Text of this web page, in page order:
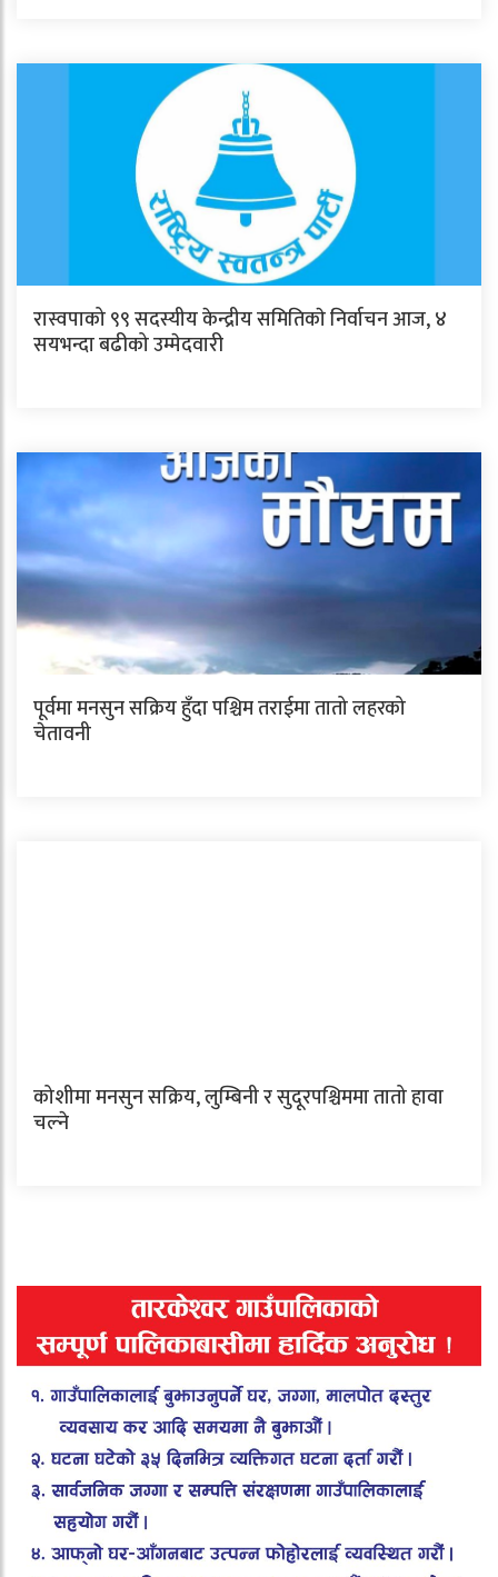
रास्वपाको ९९ सदस्यीय केन्द्रीय समितिकाे निर्वाचन आज, ४
सयभन्दा बढीको उम्मेदवारी
पूर्वमा मनसुन सक्रिय हुँदा पश्चिम तराईमा तातो लहरको
चेतावनी
कोशीमा मनसुन सक्रिय, लुम्बिनी र सुदूरपश्चिममा तातो हावा
चल्ने